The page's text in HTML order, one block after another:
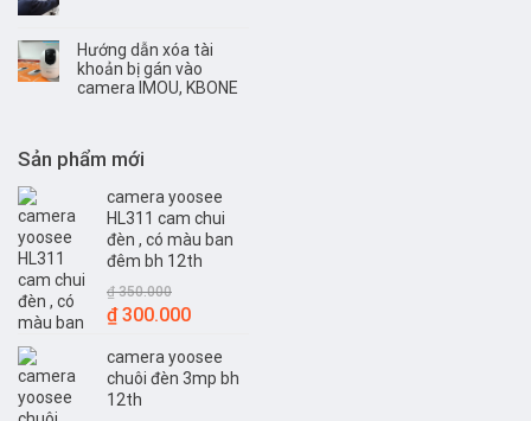
Hướng dẫn xóa tài
khoản bị gán vào
camera IMOU, KBONE
Sản phẩm mới
camera yoosee
HL311 cam chui
đèn , có màu ban
đêm bh 12th
₫350.000
Giá
là:
₫ 350.000.
₫300.000Giá
tại
là:
camera yoosee
chuôi đèn 3mp bh
12th